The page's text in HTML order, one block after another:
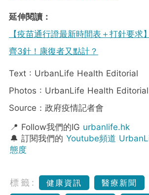
延伸閱讀：
【疫苗通行證最新時間表＋打針要求
齊3針！康復者又點計？
Text : UrbanLife Health Editorial
Photos : UrbanLife Health Editorial
Source：政府疫情記者會
📍 Follow我們的IG urbanlife.hk
🔔 訂閱我們的 Youtube頻道
態度
標籤: 健康資訊 醫療新聞